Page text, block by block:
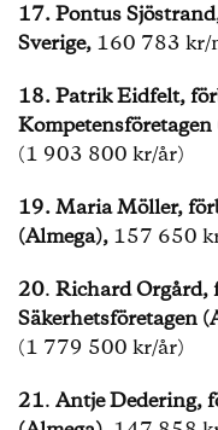
17.Pontus
Sverige, 160 783 kr/
18.Patrik Eidfelt,
Kompetensföretagen
(1 903 800 kr/år)
19.Maria Möller,
(Almega), 157 650
20. Richard Orgård,
Säkerhetsföretagen
(1 779 500 kr/år)
21. Antje Dedering,